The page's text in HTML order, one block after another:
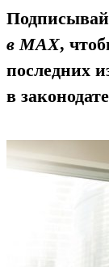
в MAX,
последних
в